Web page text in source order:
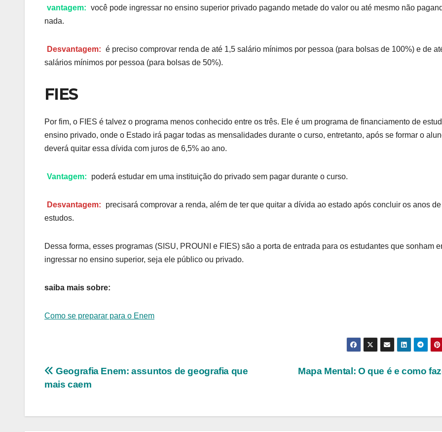
vantagem: você pode ingressar no ensino superior privado pagando metade do valor ou até mesmo não
nada.
Desvantagem: é preciso comprovar renda de até 1,5 salário mínimos por pessoa (para bolsas de 100%) e de
salários mínimos por pessoa (para bolsas de 50%).
FIES
Por fim, o FIES é talvez o programa menos conhecido entre os três. Ele é um programa de financiamento de
ensino privado, onde o Estado irá pagar todas as mensalidades durante o curso, entretanto, após se formar o
deverá quitar essa dívida com juros de 6,5% ao ano.
Vantagem: poderá estudar em uma instituição do privado sem pagar durante o curso.
Desvantagem:
precisará comprovar a renda, além de ter que quitar a dívida ao estado após concluir os anos de
estudos.
Dessa forma, esses programas (SISU, PROUNI e FIES) são a porta de entrada para os estudantes que sonham
ingressar no ensino superior, seja ele público ou privado.
saiba mais sobre:
Como se preparar para o Enem
Navegação
Post
Mapa Mental: O que é e como
Geografia Enem: assuntos de geografia que
mais caem